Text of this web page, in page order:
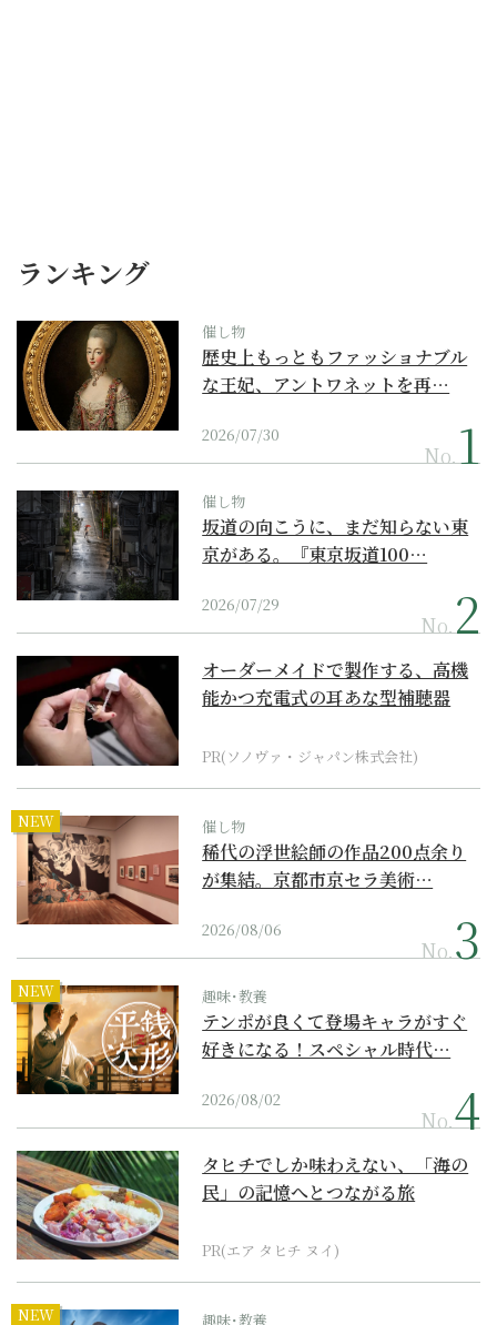
ランキング
催し物
歴史上もっともファッショナブル
な王妃、アントワネットを再…
2026/07/30
No.
催し物
坂道の向こうに、まだ知らない東
京がある。『東京坂道100…
2026/07/29
No.
オーダーメイドで製作する、高機
能かつ充電式の耳あな型補聴器
PR(ソノヴァ・ジャパン株式会社)
NEW 催し物
稀代の浮世絵師の作品200点余り
が集結。京都市京セラ美術…
2026/08/06
No.
NEW 趣味･教養
テンポが良くて登場キャラがすぐ
好きになる！スペシャル時代…
2026/08/02
No.
タヒチでしか味わえない、「海の
民」の記憶へとつながる旅
PR(エア タヒチ ヌイ)
NEW 趣味･教養